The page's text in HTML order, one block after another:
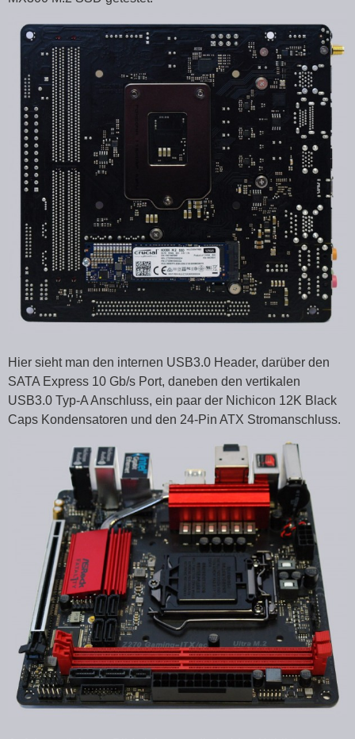
Hier sieht man den internen USB3.0 Header, darüber den
SATA Express 10 Gb/s Port, daneben den vertikalen
USB3.0 Typ-A Anschluss, ein paar der Nichicon 12K Black
Caps Kondensatoren und den 24-Pin ATX Stromanschluss.